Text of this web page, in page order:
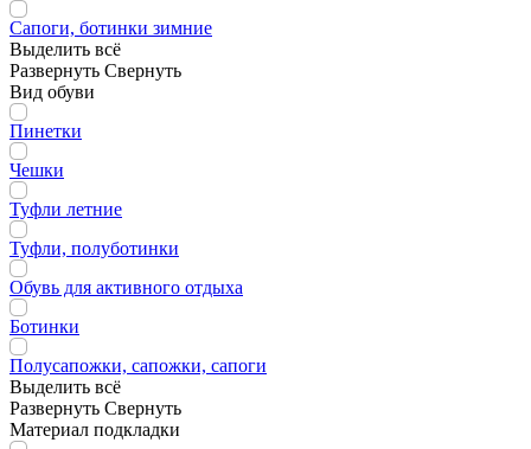
Сапоги, ботинки зимние
Выделить всё
Развернуть Свернуть
Вид обуви
Пинетки
Чешки
Туфли летние
Туфли, полуботинки
Обувь для активного отдыха
Ботинки
Полусапожки, сапожки, сапоги
Выделить всё
Развернуть Свернуть
Материал подкладки